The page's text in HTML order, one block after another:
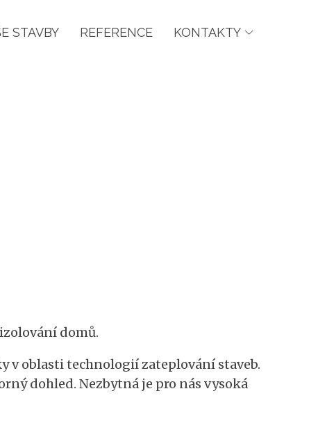
STAVBY REFERENCE KONTAKTY
domů.
v oblasti technologií zateplování staveb.
dohled. Nezbytná je pro nás vysoká